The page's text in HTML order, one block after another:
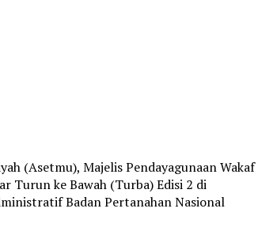
(Asetmu), Majelis Pendayagunaan Wakaf
Turun ke Bawah (Turba) Edisi 2 di
Badan Pertanahan Nasional